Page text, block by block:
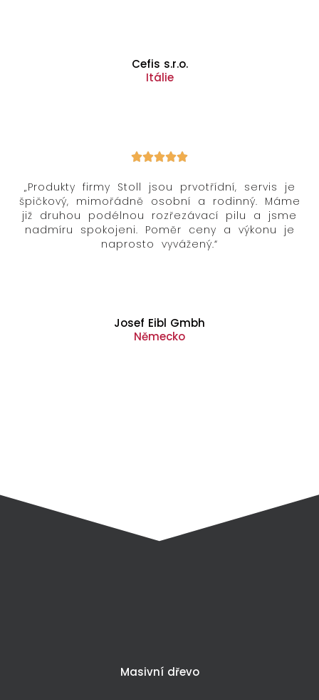
Cefis s.r.o.
Itálie
„Produkty firmy Stoll jsou prvotřídní, servis je
špičkový, mimořádně osobní a rodinný. Máme
již druhou podélnou rozřezávací pilu a jsme
nadmíru spokojeni. Poměr ceny a výkonu je
naprosto vyvážený.“
Josef Eibl Gmbh
Německo
Masivní dřevo